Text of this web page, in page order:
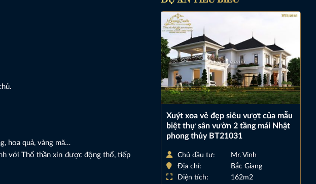
hoa quả, vàng mã…
với Thổ thần xin được động thổ, tiếp
Xuýt xoa vẻ đẹp siêu vượt của mẫu
biệt thự sân vườn 2 tầng mái Nhật
phong thủy BT21031
Chủ đầu tư:
Mr. Vinh
Địa chỉ:
Bắc Giang
Diện tích:
162m2